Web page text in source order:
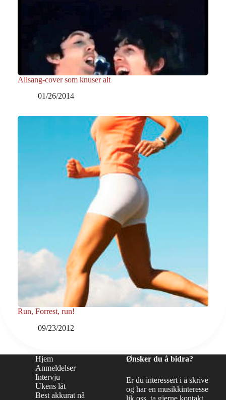
Allsang-cover som knuser alt
01/26/2014
Run, Forrest, run!
09/23/2012
Hjem
Anmeldelser
Intervju
Ukens låt
Best akkurat nå
Ønsker du å bidra?
Er du interessert i å skrive
og har en musikkinteresse